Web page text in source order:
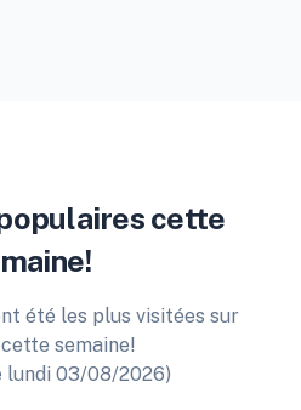
cette
été les plus visitées sur
semaine!
lundi 03/08/2026)